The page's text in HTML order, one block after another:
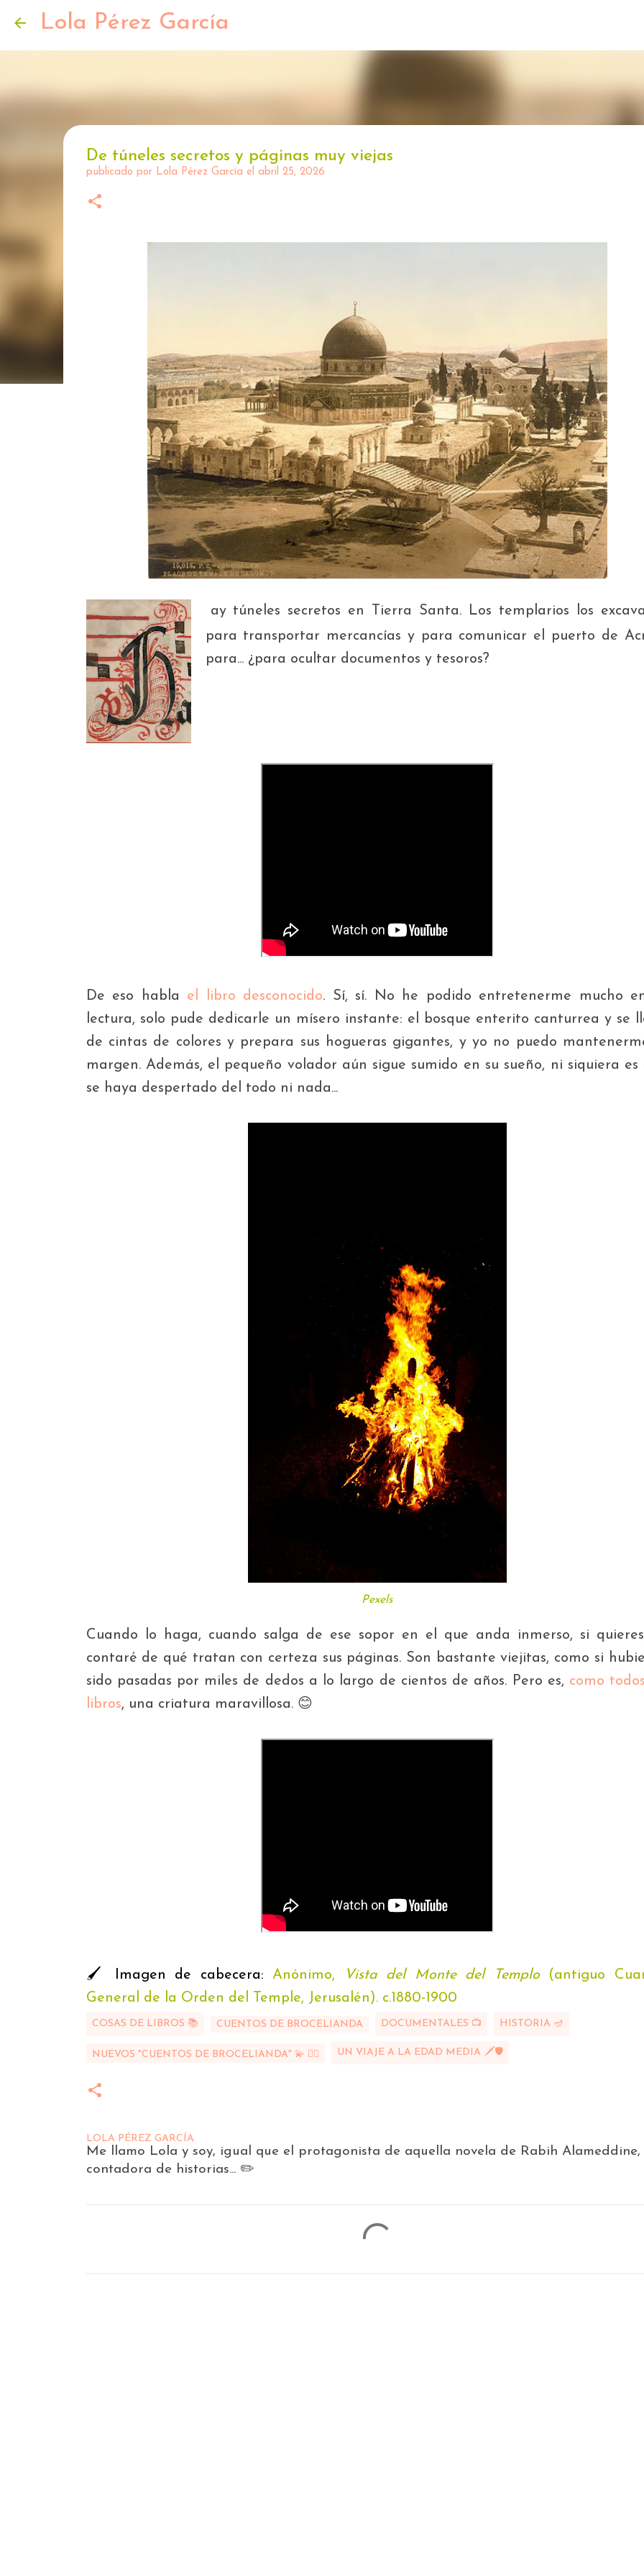
Lola Pérez García
De túneles secretos y páginas muy viejas
publicado por Lola Pérez García el abril 25, 2026
ay túneles secretos en Tierra Santa. Los templarios los
para transportar mercancías y para comunicar el puerto de
para... ¿para ocultar documentos y tesoros?
De eso habla el libro desconocido. Sí, sí. No he podido entretenerme mucho
lectura, solo pude dedicarle un mísero instante: el bosque enterito canturrea y se
de cintas de colores y prepara sus hogueras gigantes, y yo no puedo
margen. Además, el pequeño volador aún sigue sumido en su sueño, ni siquiera es
se haya despertado del todo ni nada...
Pexels
Cuando lo haga, cuando salga de ese sopor en el que anda inmerso, si
contaré de qué tratan con certeza sus páginas. Son bastante viejitas, como si
sido pasadas por miles de dedos a lo largo de cientos de años. Pero es, como
libros, una criatura maravillosa. 😊
🖌 Imagen de cabecera: Anónimo, Vista del Monte del Templo (antiguo
General de la Orden del Temple, Jerusalén). c.1880-1900
COSAS DE LIBROS 📚 CUENTOS DE BROCELIANDA DOCUMENTALES 📺 HISTORIA 🪔
NUEVOS "CUENTOS DE BROCELIANDA" 💫 🧝‍♀️ UN VIAJE A LA EDAD MEDIA 🗡🛡
LOLA PÉREZ GARCÍA
Me llamo Lola y soy, igual que el protagonista de aquella novela de Rabih Alameddine,
contadora de historias... ✏️
m